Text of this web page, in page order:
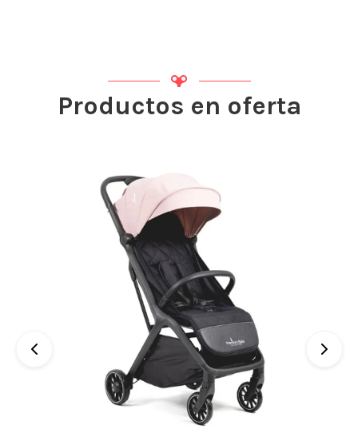
Productos en oferta